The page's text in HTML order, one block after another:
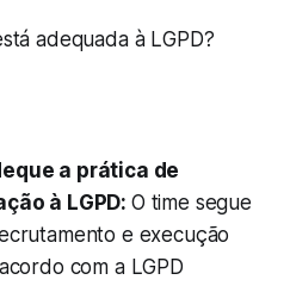
adequada à LGPD?
a prática de
à LGPD: O time segue
e execução
com a LGPD